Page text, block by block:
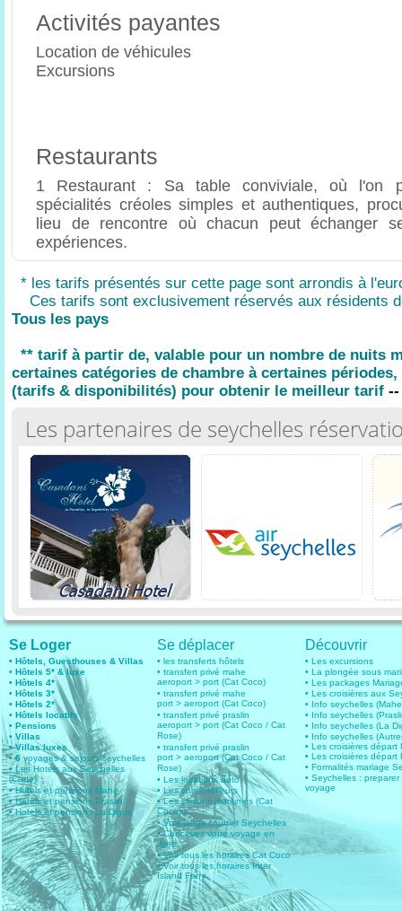
Activités payantes
Location de véhicules
Excursions
Restaurants
1 Restaurant : Sa table conviviale, où l'on
spécialités créoles simples et authentiques,
lieu de rencontre où chacun peut échanger
expériences.
* les tarifs présentés sur cette page sont arrondis à
Ces tarifs sont exclusivement réservés aux résidents
Tous les pays
** tarif à partir de, valable pour un nombre de nuits
certaines catégories de chambre à certaines
(tarifs & disponibilités) pour obtenir le meilleur tarif --
Les partenaires de seychelles
Se Loger
• Hôtels, Guesthouses & Villas
• Hôtels 5* & luxe
• Hôtels 4*
• Hôtels 3*
• Hôtels 2*
• Hôtels locatifs
• Pensions
• Villas
• Villas luxes
• 6voyages & sejours seychelles
• Les Hotels aux Seychelles
(Carte)
• Hotels et pensions Mahe
• Hotels et pensions Praslin
• Hotels et pensions La Digue
Se déplacer
• les transferts hôtels
• transfert privé mahe
aeroport > port (Cat Coco)
• transfert privé mahe
port > aeroport (Cat Coco)
• transfert privé praslin
aeroport > port (Cat Coco / Cat
Rose)
• transfert privé praslin
port > aeroport (Cat Coco / Cat
Rose)
• Les locations auto
• Les vols intérieurs
• Les liaisons maritimes (Cat
Cocos)
• Vols longs courrier Seychelles
• Concevez votre voyage en
ligne
• Voir tous les horaires Cat Coco
• Voir tous les horaires Inter
Island Ferry
Découvrir
• Les excursions
• La plongée sous
• Les packages
• Les croisières aux
• Info seychelles
• Info seychelles
• Info seychelles (La
• Info seychelles
• Les croisières départ
• Les croisières départ
• Formalités mariage
• Seychelles : preparer
voyage